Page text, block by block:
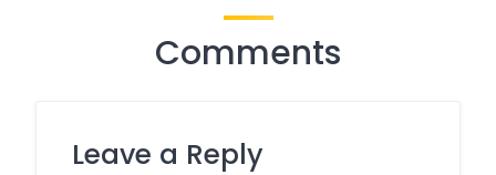
Comments
Leave a Reply